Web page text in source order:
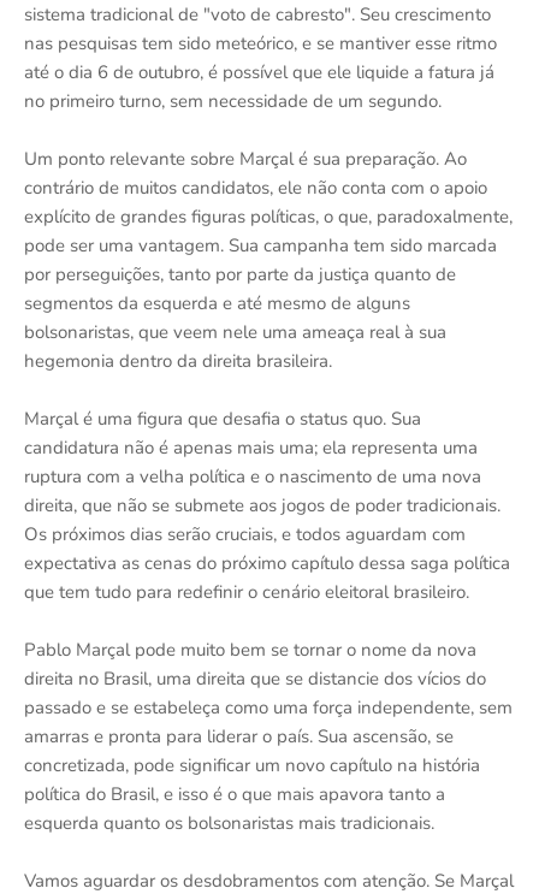
sistema tradicional de "voto de cabresto". Seu crescimento
nas pesquisas tem sido meteórico, e se mantiver esse ritmo
até o dia 6 de outubro, é possível que ele liquide a fatura já
no primeiro turno, sem necessidade de um segundo.
Um ponto relevante sobre Marçal é sua preparação. Ao
contrário de muitos candidatos, ele não conta com o apoio
explícito de grandes figuras políticas, o que, paradoxalmente,
pode ser uma vantagem. Sua campanha tem sido marcada
por perseguições, tanto por parte da justiça quanto de
segmentos da esquerda e até mesmo de alguns
bolsonaristas, que veem nele uma ameaça real à sua
hegemonia dentro da direita brasileira.
Marçal é uma figura que desafia o status quo. Sua
candidatura não é apenas mais uma; ela representa uma
ruptura com a velha política e o nascimento de uma nova
direita, que não se submete aos jogos de poder tradicionais.
Os próximos dias serão cruciais, e todos aguardam com
expectativa as cenas do próximo capítulo dessa saga política
que tem tudo para redefinir o cenário eleitoral brasileiro.
Pablo Marçal pode muito bem se tornar o nome da nova
direita no Brasil, uma direita que se distancie dos vícios do
passado e se estabeleça como uma força independente, sem
amarras e pronta para liderar o país. Sua ascensão, se
concretizada, pode significar um novo capítulo na história
política do Brasil, e isso é o que mais apavora tanto a
esquerda quanto os bolsonaristas mais tradicionais.
Vamos aguardar os desdobramentos com atenção. Se Marçal